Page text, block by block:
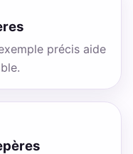
précis aide